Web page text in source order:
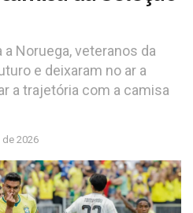
Noruega, veteranos da
e deixaram no ar a
a trajetória com a camisa
de 2026